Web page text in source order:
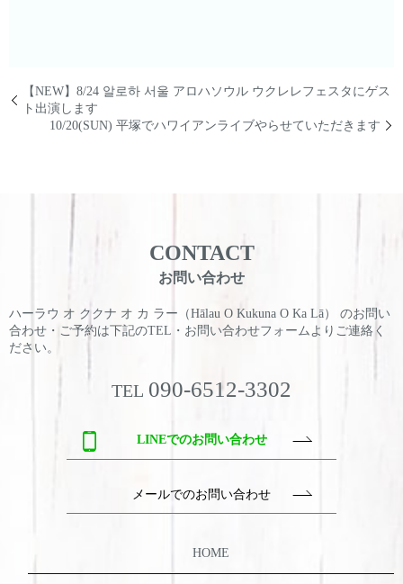
【NEW】8/24 알로하 서울 アロハソウル ウクレレフェスタにゲス
ト出演します
10/20(SUN) 平塚でハワイアンライブやらせていただきます
CONTACT
お問い合わせ
ハーラウ オ ククナ オ カ ラー（Hālau O Kukuna O Ka Lā） のお問い
合わせ・ご予約は下記のTEL・お問い合わせフォームよりご連絡く
ださい。
TEL 090-6512-3302
LINEでのお問い合わせ
メールでのお問い合わせ
HOME